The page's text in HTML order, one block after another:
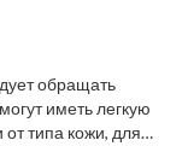
кожи и
их
обращать
иметь легкую
типа кожи, для